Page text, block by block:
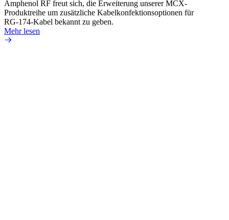
Amphenol RF freut sich, die Erweiterung unserer MCX-
Produktreihe um zusätzliche Kabelkonfektionsoptionen für
RG-174-Kabel bekannt zu geben.
Mehr lesen